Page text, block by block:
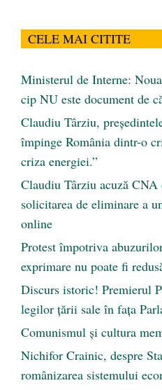
CELE MAI CITITE
Ministerul de Interne:
cip NU este document de
Claudiu Târziu,
împinge România dintr-o
criza energiei.”
Claudiu Târziu acuză CNA
solicitarea de eliminare a
online
Protest împotriva
exprimare nu poate fi
Discurs istoric! Premierul
legilor țării sale în fața
Comunismul şi cultura
Nichifor Crainic, despre
românizarea sistemului